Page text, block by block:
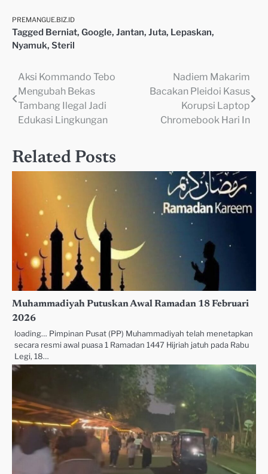
PREMANGUE.BIZ.ID
Tagged Berniat, Google, Jantan, Juta, Lepaskan,
Nyamuk, Steril
Navigasi
pos
Aksi Kommando Tebo
Mengubah Bekas
Tambang Ilegal Jadi
Edukasi Lingkungan
Nadiem Makarim
Bacakan Pleidoi Kasus
Korupsi Laptop
Chromebook Hari In
Related Posts
Muhammadiyah Putuskan Awal Ramadan 18 Februari
2026
loading… Pimpinan Pusat (PP) Muhammadiyah telah menetapkan
secara resmi awal puasa 1 Ramadan 1447 Hijriah jatuh pada Rabu
Legi, 18…